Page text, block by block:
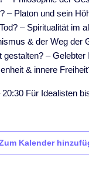
– Platon und sein
– Spiritualität im
& der Weg der
– Gelebter
& innere
Für Idealisten
Kalender